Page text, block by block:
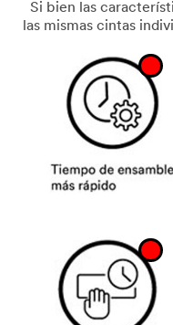
Si bien las
las mismas cintas